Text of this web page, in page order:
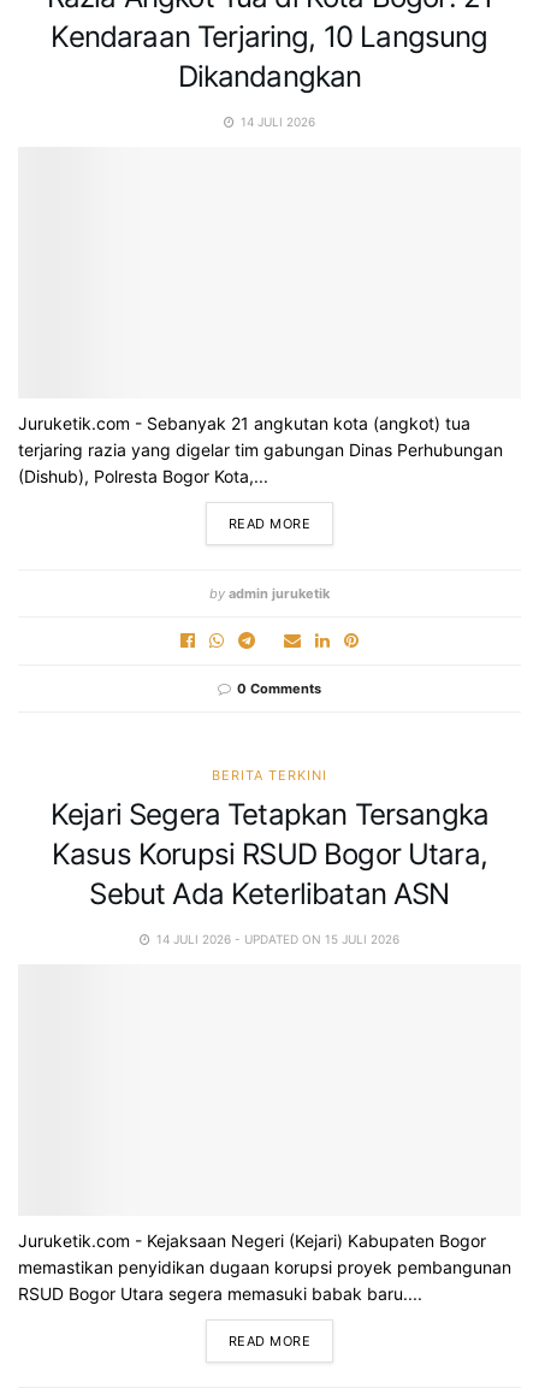
Kendaraan Terjaring, 10 Langsung
Dikandangkan
14 JULI 2026
Juruketik.com - Sebanyak 21 angkutan kota (angkot) tua
terjaring razia yang digelar tim gabungan Dinas Perhubungan
(Dishub), Polresta Bogor Kota,...
READ MORE
by admin juruketik
0 Comments
BERITA TERKINI
Kejari Segera Tetapkan Tersangka
Kasus Korupsi RSUD Bogor Utara,
Sebut Ada Keterlibatan ASN
14 JULI 2026 - UPDATED ON 15 JULI 2026
Juruketik.com - Kejaksaan Negeri (Kejari) Kabupaten Bogor
memastikan penyidikan dugaan korupsi proyek pembangunan
RSUD Bogor Utara segera memasuki babak baru....
READ MORE